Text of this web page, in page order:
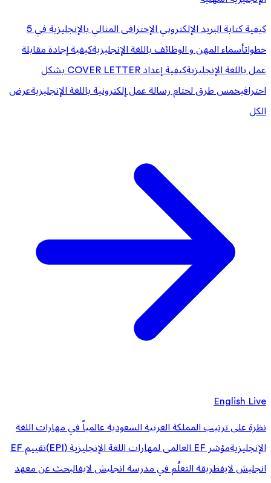
كيفية كتابة البريد الإلكتروني الإحترافى المثالي بالإنجليزية في 5
خطواتأسماء المهن و الوظائف باللغة الإنجليزيةكيفية إجادة مقابلة
عمل باللغة الإنجليزية
كيفية إعداد COVER LETTER بشكل
احترافيخمس طرق لختام رسالة عمل إلكترونية باللغة الإنجليزيةعرض
الكل
English Live
نظرة على ترتيب المملكة العربية السعودية عالمياً في مهارات اللغة
الإنجليزيةمؤشر EF العالمى لمهارات اللغة الإنجليزية (EPI)
تقييم EF
انجليش لايفطريقة التعلُم في مدرسة انجليش لايفالبحث عن معهد